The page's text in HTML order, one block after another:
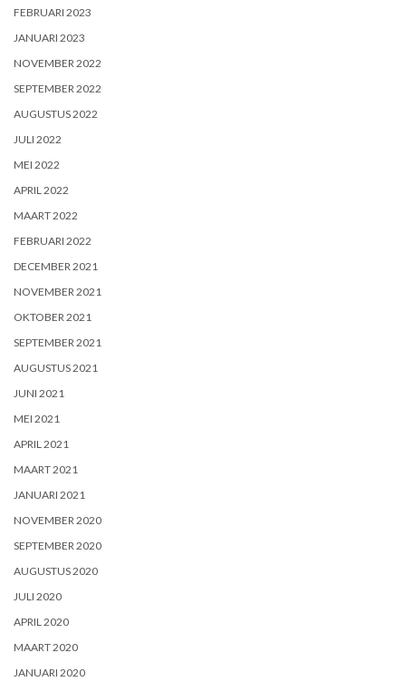
FEBRUARI 2023
JANUARI 2023
NOVEMBER 2022
SEPTEMBER 2022
AUGUSTUS 2022
JULI 2022
MEI 2022
APRIL 2022
MAART 2022
FEBRUARI 2022
DECEMBER 2021
NOVEMBER 2021
OKTOBER 2021
SEPTEMBER 2021
AUGUSTUS 2021
JUNI 2021
MEI 2021
APRIL 2021
MAART 2021
JANUARI 2021
NOVEMBER 2020
SEPTEMBER 2020
AUGUSTUS 2020
JULI 2020
APRIL 2020
MAART 2020
JANUARI 2020